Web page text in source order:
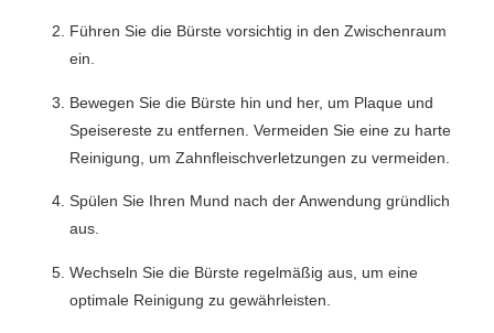
Führen Sie die Bürste vorsichtig in den Zwischenraum
ein.
Bewegen Sie die Bürste hin und her, um Plaque und
Speisereste zu entfernen. Vermeiden Sie eine zu harte
Reinigung, um Zahnfleischverletzungen zu vermeiden.
Spülen Sie Ihren Mund nach der Anwendung gründlich
aus.
Wechseln Sie die Bürste regelmäßig aus, um eine
optimale Reinigung zu gewährleisten.